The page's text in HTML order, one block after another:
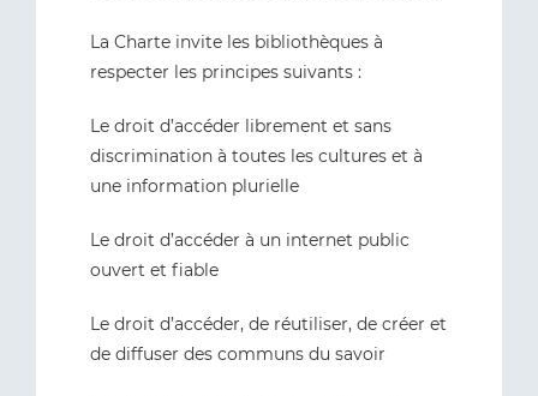
La Charte invite les bibliothèques à
respecter les principes suivants :
Le droit d’accéder librement et sans
discrimination à toutes les cultures et à
une information plurielle
Le droit d’accéder à un internet public
ouvert et fiable
Le droit d’accéder, de réutiliser, de créer et
de diffuser des communs du savoir